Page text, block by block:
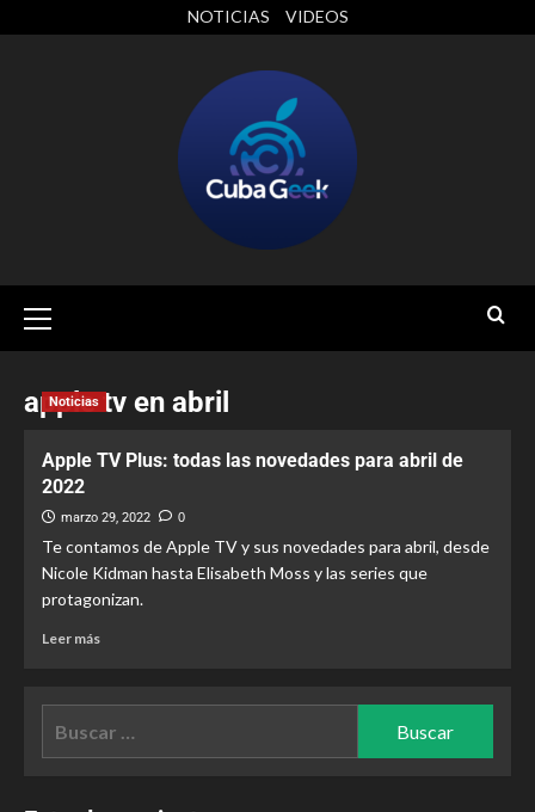
NOTICIAS VIDEOS
apple tv en abril
Noticias
Apple TV Plus: todas las novedades para abril de
2022
marzo 29, 2022 0
Te contamos de Apple TV y sus novedades para abril, desde
Nicole Kidman hasta Elisabeth Moss y las series que
protagonizan.
Leer más